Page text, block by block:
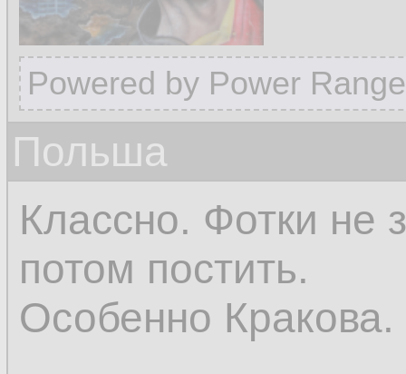
Powered by Power
Польша
Классно. Фотки не
потом постить.
Особенно Кракова.